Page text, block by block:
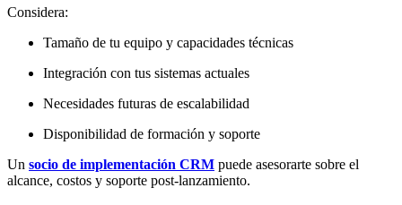
Considera:
Tamaño de tu equipo y capacidades técnicas
Integración con tus sistemas actuales
Necesidades futuras de escalabilidad
Disponibilidad de formación y soporte
Un socio de implementación CRM puede asesorarte sobre el
alcance, costos y soporte post-lanzamiento.